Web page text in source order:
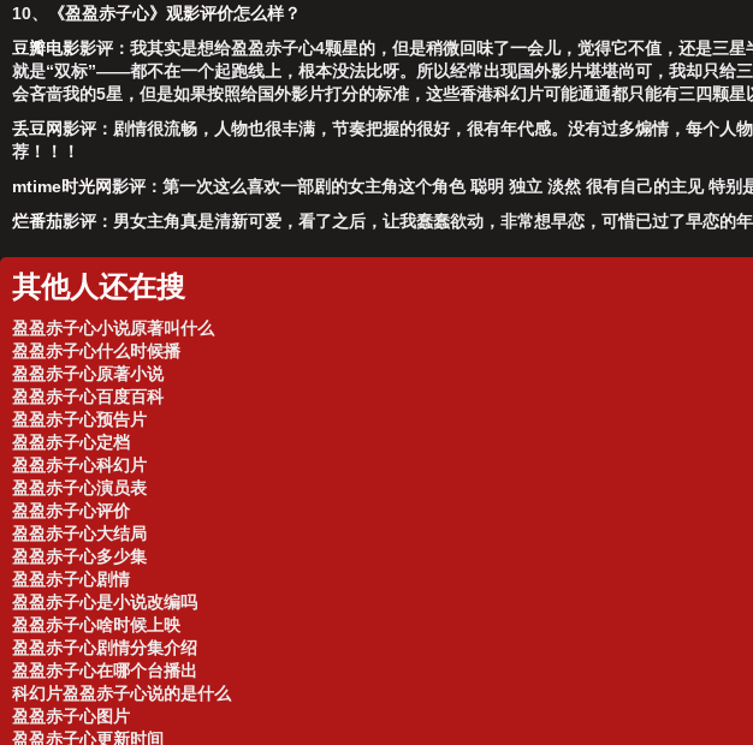
10、
《盈盈赤子心》观影评价怎么样？
豆瓣电影影评：我其实是想给盈盈赤子心4颗星的，但是稍微回味了一会儿，觉得它不值，还是三
就是“双标”——都不在一个起跑线上，根本没法比呀。所以经常出现国外影片堪堪尚可，我却只给
会吝啬我的5星，但是如果按照给国外影片打分的标准，这些香港科幻片可能通通都只能有三四颗星
丢豆网影评：剧情很流畅，人物也很丰满，节奏把握的很好，很有年代感。没有过多煽情，每个
荐！！！
mtime时光网影评：第一次这么喜欢一部剧的女主角这个角色 聪明 独立 淡然 很有自己的主见 特别
烂番茄影评：男女主角真是清新可爱，看了之后，让我蠢蠢欲动，非常想早恋，可惜已过了早恋的
其他人还在搜
盈盈赤子心小说原著叫什么
盈盈赤子心什么时候播
盈盈赤子心原著小说
盈盈赤子心百度百科
盈盈赤子心预告片
盈盈赤子心定档
盈盈赤子心科幻片
盈盈赤子心演员表
盈盈赤子心评价
盈盈赤子心大结局
盈盈赤子心多少集
盈盈赤子心剧情
盈盈赤子心是小说改编吗
盈盈赤子心啥时候上映
盈盈赤子心剧情分集介绍
盈盈赤子心在哪个台播出
科幻片盈盈赤子心说的是什么
盈盈赤子心图片
盈盈赤子心更新时间